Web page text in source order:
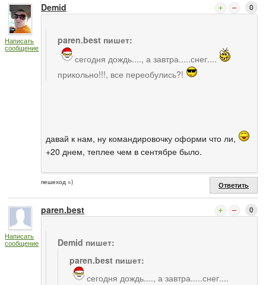
Написать
сообщение
Demid 0
paren.best пишет:
сегодня дождь...., а завтра.....снег....
прикольно!!!, все переобулись?!
давай к нам, ну командировочку оформи что ли,
+20 днем, теплее чем в сентябре было.
пешеход =) Ответить
Написать
сообщение
paren.best 0
Demid пишет:
paren.best пишет:
сегодня дождь...., а завтра.....снег....